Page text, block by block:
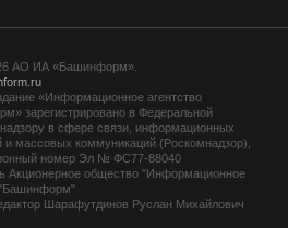
АО ИА «Башинформ».
«Информационное агентство
зарегистрировано в Федеральной
в сфере связи, информационных
и массовых коммуникаций (Роскомнадзор),
номер Эл № ФС77-88040
Акционерное общество "Информационное
"Башинформ"
Шарафутдинов Руслан Михайлович